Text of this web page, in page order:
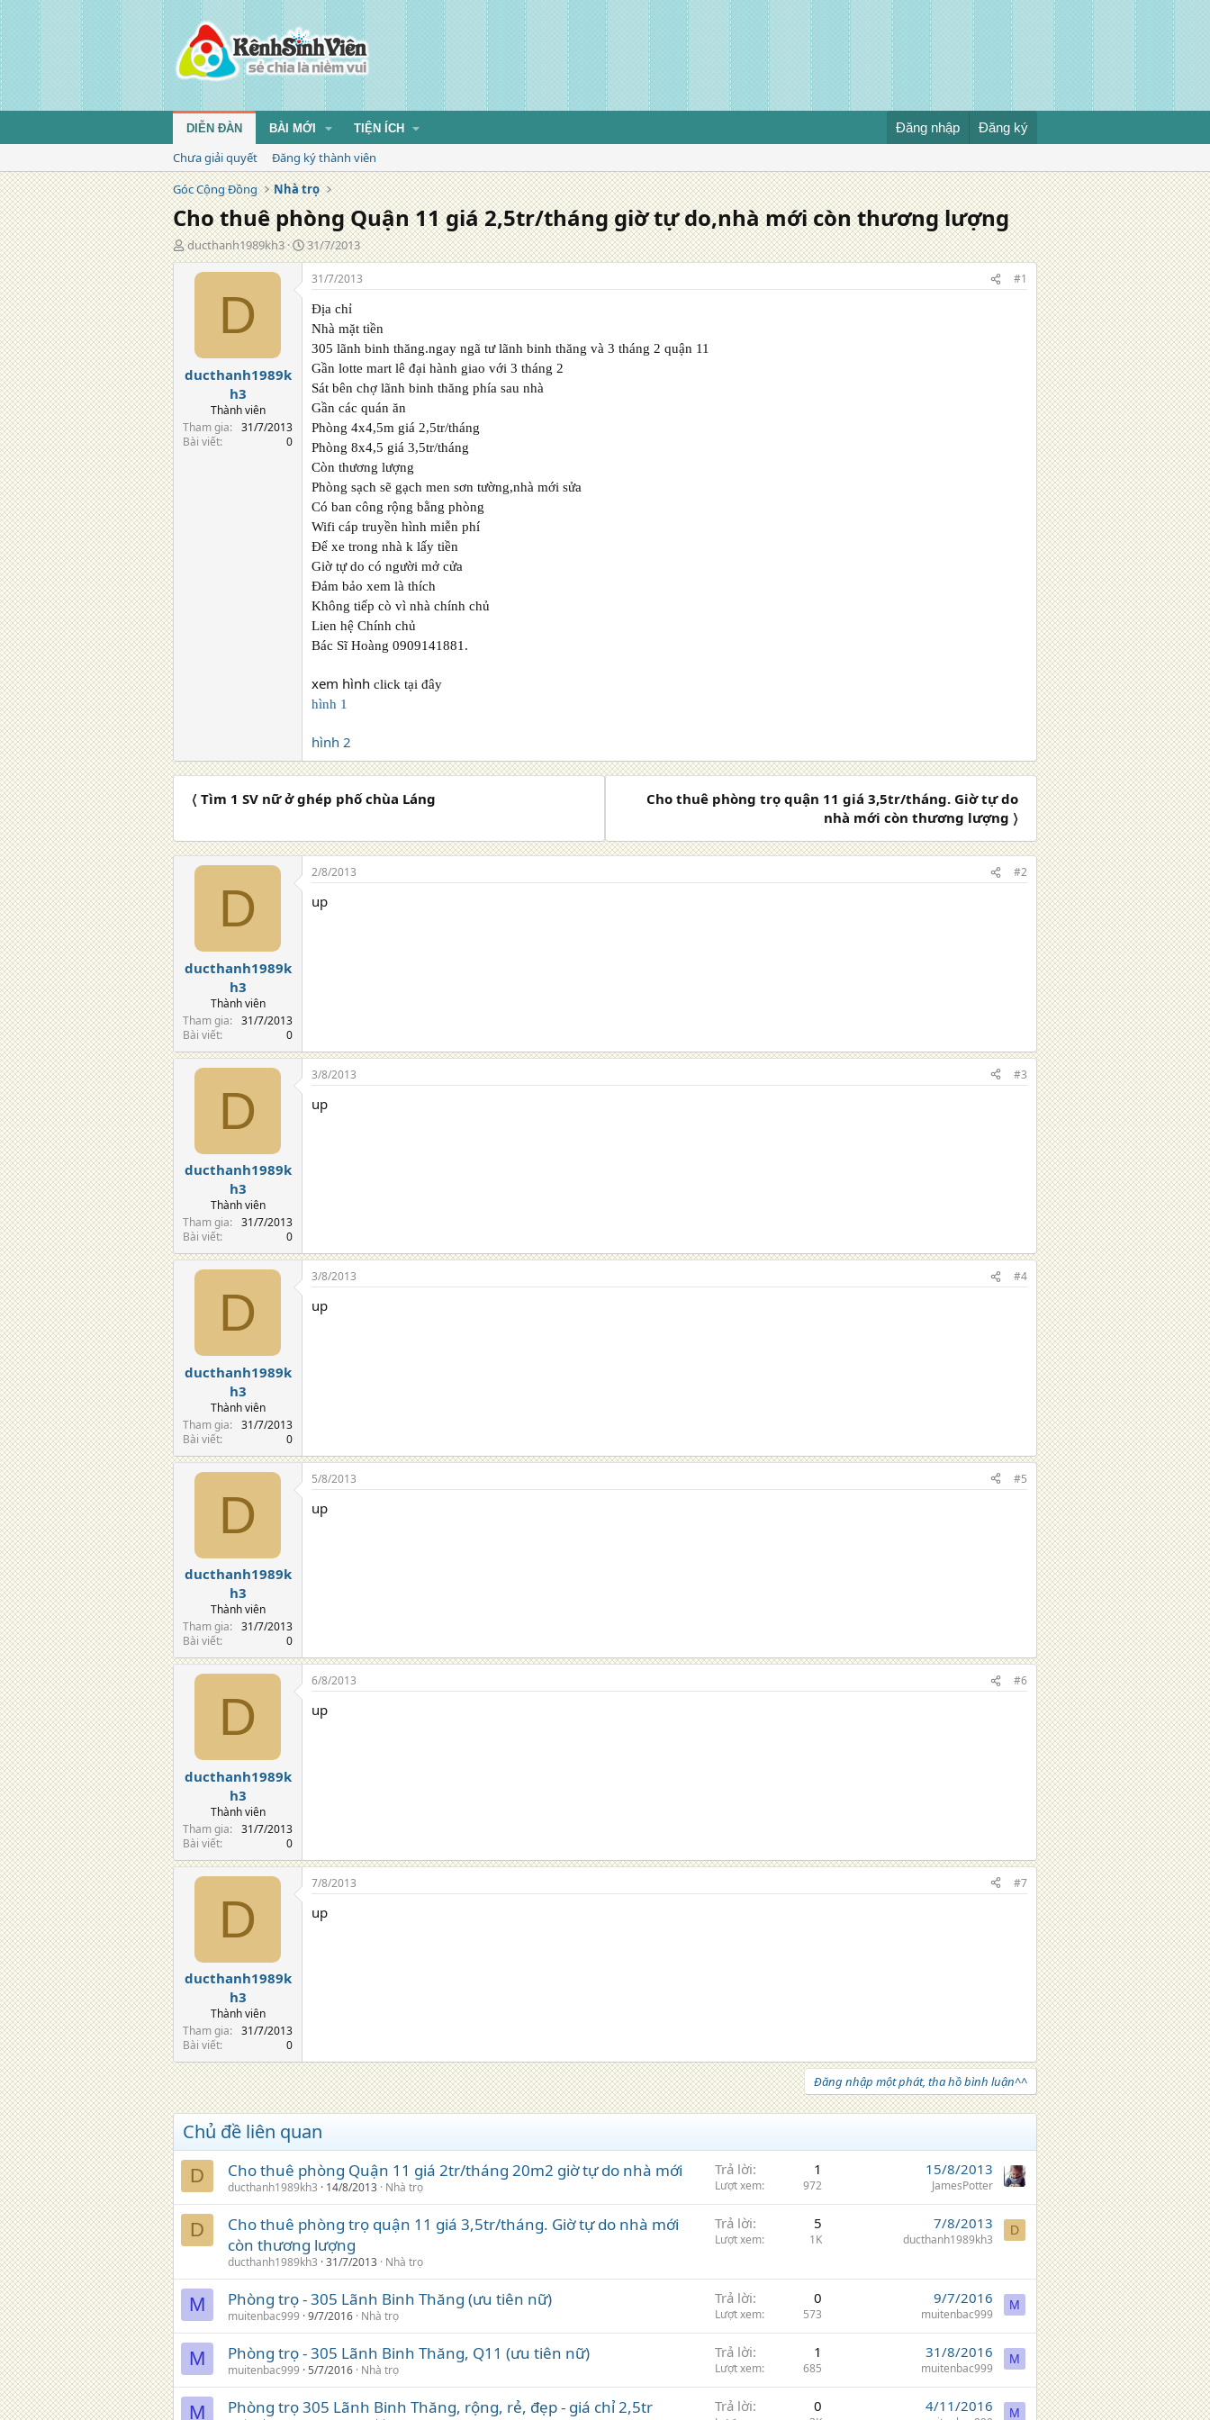
DIỄN ĐÀN BÀI MỚI TIỆN ÍCH Đăng nhập Đăng ký
Chưa giải quyết
Đăng ký thành viên
Góc Cộng Đồng
Nhà trọ
Cho thuê phòng Quận 11 giá 2,5tr/tháng giờ tự do,nhà mới còn thương lượng
T
á
ducthanh1989kh3
N
g
y
đ
ă
n
g
31/7/2013
D
ducthanh1989k
h3
Thành viên
Tham gia
31/7/2013
Bài viết
0
31/7/2013 #1
Địa chỉ
Nhà mặt tiền
305 lãnh binh thăng.ngay ngã tư lãnh binh thăng và 3 tháng 2 quận 11
Gần lotte mart lê đại hành giao với 3 tháng 2
Sát bên chợ lãnh binh thăng phía sau nhà
Gần các quán ăn
Phòng 4x4,5m giá 2,5tr/tháng
Phòng 8x4,5 giá 3,5tr/tháng
Còn thương lượng
Phòng sạch sẽ gạch men sơn tường,nhà mới sửa
Có ban công rộng bằng phòng
Wifi cáp truyền hình miễn phí
Để xe trong nhà k lấy tiền
Giờ tự do có người mở cửa
Đảm bảo xem là thích
Không tiếp cò vì nhà chính chủ
Lien hệ Chính chủ
Bác Sĩ Hoàng 0909141881.
xem hình click tại đây
hình 1
hình 2
〈 Tìm 1 SV nữ ở ghép phố chùa Láng
Cho thuê phòng trọ quận 11 giá 3,5tr/tháng. Giờ tự do
nhà mới còn thương lượng 〉
D
ducthanh1989k
h3
Thành viên
Tham gia
31/7/2013
Bài viết
0
2/8/2013 #2
up
D
ducthanh1989k
h3
Thành viên
Tham gia
31/7/2013
Bài viết
0
3/8/2013 #3
up
D
ducthanh1989k
h3
Thành viên
Tham gia
31/7/2013
Bài viết
0
3/8/2013 #4
up
D
ducthanh1989k
h3
Thành viên
Tham gia
31/7/2013
Bài viết
0
5/8/2013 #5
up
D
ducthanh1989k
h3
Thành viên
Tham gia
31/7/2013
Bài viết
0
6/8/2013 #6
up
D
ducthanh1989k
h3
Thành viên
Tham gia
31/7/2013
Bài viết
0
7/8/2013 #7
up
Đăng nhập một phát, tha hồ bình luận^^
Chủ đề liên quan
D Cho thuê phòng Quận 11 giá 2tr/tháng 20m2 giờ tự do nhà mới
ducthanh1989kh3 14/8/2013 Nhà trọ
Trả lời 1
Lượt xem 972
15/8/2013
JamesPotter
D
Cho thuê phòng trọ quận 11 giá 3,5tr/tháng. Giờ tự do nhà mới
còn thương lượng
ducthanh1989kh3 31/7/2013 Nhà trọ
Trả lời 5
Lượt xem 1K
7/8/2013
ducthanh1989kh3
D
M Phòng trọ - 305 Lãnh Binh Thăng (ưu tiên nữ)
muitenbac999 9/7/2016 Nhà trọ
Trả lời 0
Lượt xem 573
9/7/2016
muitenbac999
M
M Phòng trọ - 305 Lãnh Binh Thăng, Q11 (ưu tiên nữ)
muitenbac999 5/7/2016 Nhà trọ
Trả lời 1
Lượt xem 685
31/8/2016
muitenbac999
M
M Phòng trọ 305 Lãnh Binh Thăng, rộng, rẻ, đẹp - giá chỉ 2,5tr Trả lời 0 4/11/2016 M